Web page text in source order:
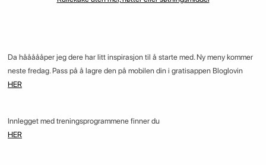
Da håååååper jeg dere har litt inspirasjon til å starte med. Ny meny kommer
neste fredag. Pass på å lagre den på mobilen din i gratisappen Bloglovin
HER
Innlegget med treningsprogrammene finner du
HER